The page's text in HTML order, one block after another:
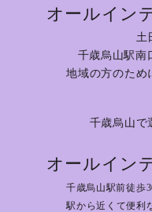
オールイン
土
千歳烏山駅南
地域の方のため
千歳烏山で
オールイン
千歳烏山駅前徒歩
駅から近くて便利